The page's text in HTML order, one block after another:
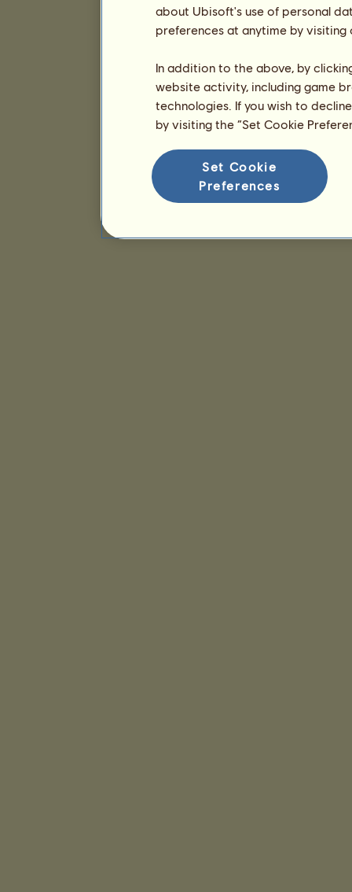
about Ubisoft's use of personal
preferences at anytime by
In addition to the above, by
website activity, including game
technologies. If you wish to
by visiting the “Set Cookie
Set Cookie
Preferences